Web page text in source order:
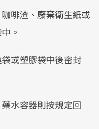
咖啡渣、廢棄衛生紙或
。
袋或塑膠袋中後密封
藥水容器則按規定回